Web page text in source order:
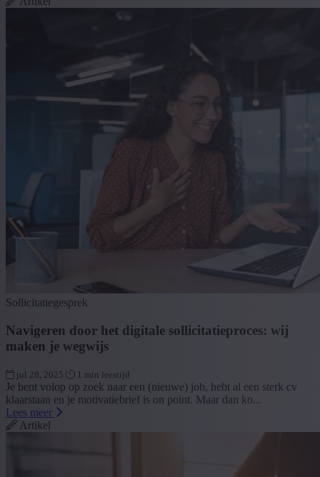
Sollicitatiegesprek
Navigeren door het digitale sollicitatieproces: wij
maken je wegwijs
jul 28, 2025 1 min leestijd
Je bent volop op zoek naar een (nieuwe) job, hebt al een sterk cv
klaarstaan en je motivatiebrief is on point. Maar dan ko...
Lees meer
Artikel